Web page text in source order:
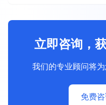
立即咨询，
我们的专业顾问将
免费